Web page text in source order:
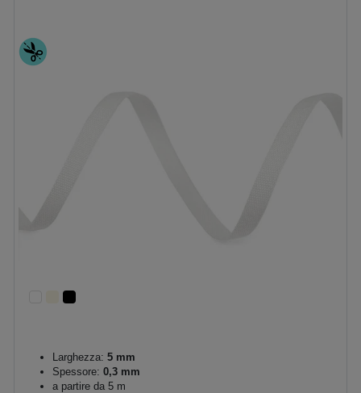
Larghezza: 5 mm
Spessore: 0,3 mm
a partire da 5 m